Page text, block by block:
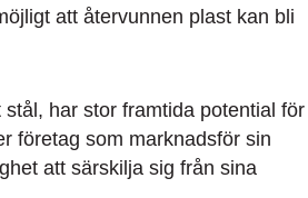
att återvunnen plast kan bli
har stor framtida potential för
företag som marknadsför sin
att särskilja sig från sina